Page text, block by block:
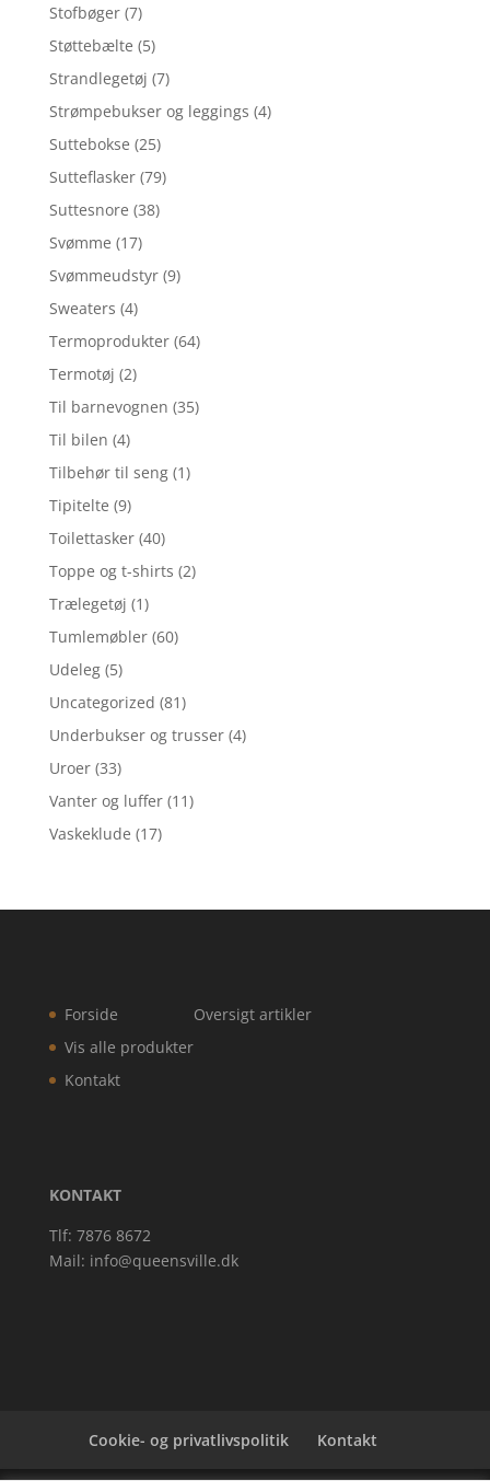
Stofbøger (7)
Støttebælte (5)
Strandlegetøj (7)
Strømpebukser og leggings (4)
Suttebokse (25)
Sutteflasker (79)
Suttesnore (38)
Svømme (17)
Svømmeudstyr (9)
Sweaters (4)
Termoprodukter (64)
Termotøj (2)
Til barnevognen (35)
Til bilen (4)
Tilbehør til seng (1)
Tipitelte (9)
Toilettasker (40)
Toppe og t-shirts (2)
Trælegetøj (1)
Tumlemøbler (60)
Udeleg (5)
Uncategorized (81)
Underbukser og trusser (4)
Uroer (33)
Vanter og luffer (11)
Vaskeklude (17)
Forside
Vis alle produkter
Kontakt
Oversigt artikler
KONTAKT
Tlf: 7876 8672
Mail: info@queensville.dk
Cookie- og privatlivspolitik Kontakt